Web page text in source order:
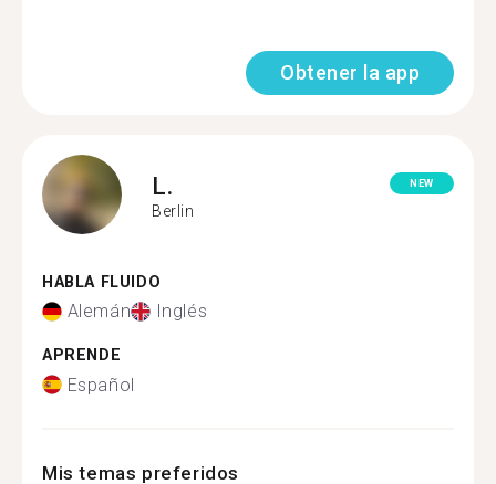
Obtener la app
L.
Berlin
NEW
HABLA FLUIDO
Alemán Inglés
APRENDE
Español
Mis temas preferidos